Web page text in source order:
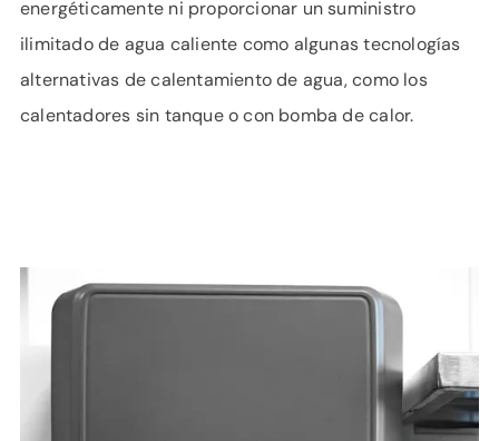
energéticamente ni proporcionar un suministro
ilimitado de agua caliente como algunas tecnologías
alternativas de calentamiento de agua, como los
calentadores sin tanque o con bomba de calor.